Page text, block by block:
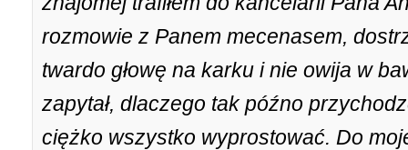
rozmowie z Panem mecenasem,
twardo głowę na karku i nie owija w
zapytał, dlaczego tak późno
ciężko wszystko wyprostować. Do